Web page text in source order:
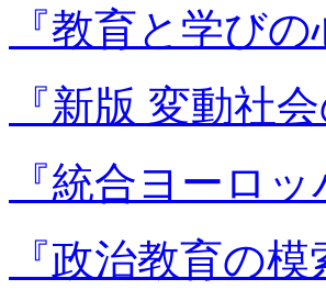
『教育と学び
『新版 変動社
『統合ヨーロ
『政治教育の